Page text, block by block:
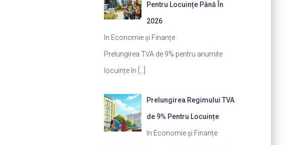
Pentru Locuințe Până În
2026
In Economie și Finanțe
Prelungirea TVA de 9% pentru anumite
locuințe în
Prelungirea Regimului TVA
de 9% Pentru Locuințe
In Economie și Finanțe